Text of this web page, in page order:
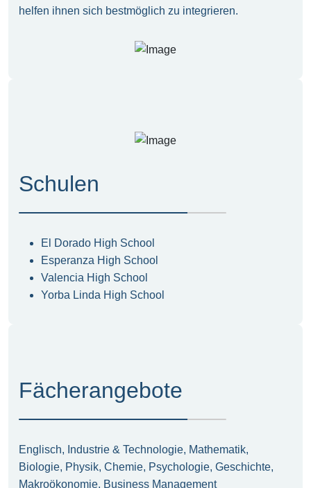
helfen ihnen sich bestmöglich zu integrieren.
Schulen
El Dorado High School
Esperanza High School
Valencia High School
Yorba Linda High School
Fächerangebote
Englisch, Industrie & Technologie, Mathematik,
Biologie, Physik, Chemie, Psychologie, Geschichte,
Makroökonomie, Business Management